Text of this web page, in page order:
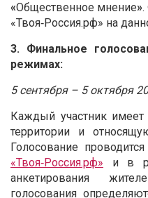
«Общественное мнение».
«Твоя‑Россия.рф» на
3. Финальное
режимах:
5 сентября – 5 октября
Каждый участник
территории и
Голосование
«Твоя‑Россия.рф» и в
анкетирования
голосования